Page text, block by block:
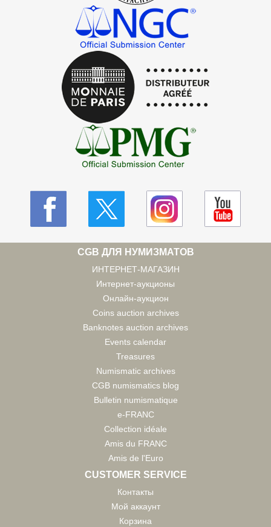
CGB ДЛЯ НУМИЗМАТОВ
ИНТЕРНЕТ-МАГАЗИН
Интернет-аукционы
Онлайн-аукцион
Coins auction archives
Banknotes auction archives
Events calendar
Treasures
Numismatic archives
CGB numismatics blog
Bulletin numismatique
e-FRANC
Collection idéale
Amis du FRANC
Amis de l'Euro
CUSTOMER SERVICE
Контакты
Мой аккаунт
Корзина